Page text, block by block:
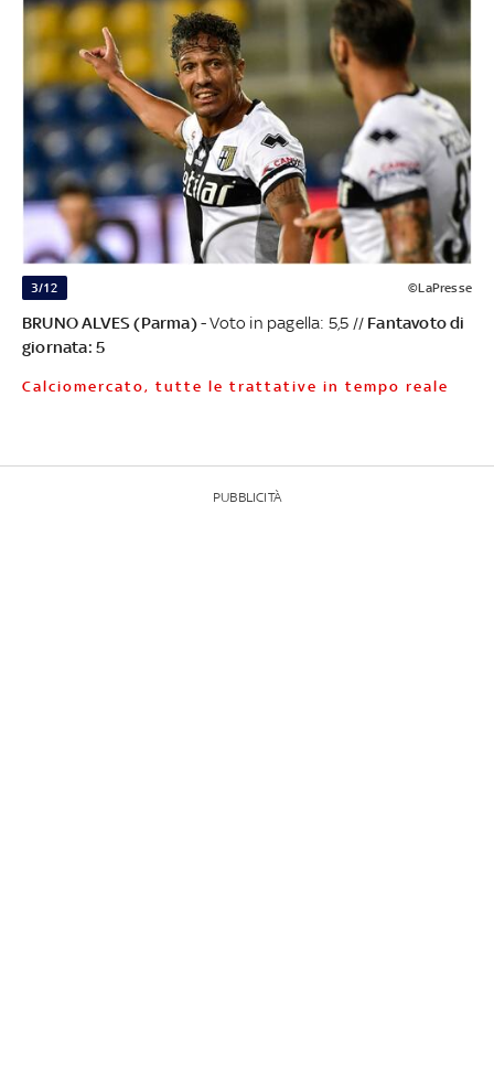
3/12 ©LaPresse
BRUNO ALVES (Parma)- Voto in pagella: 5,5 // Fantavoto di
giornata: 5
Calciomercato, tutte le trattative in tempo reale
PUBBLICITÀ